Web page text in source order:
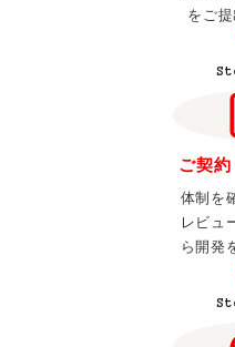
をご提
ご契
体制を
レビュ
ら開発